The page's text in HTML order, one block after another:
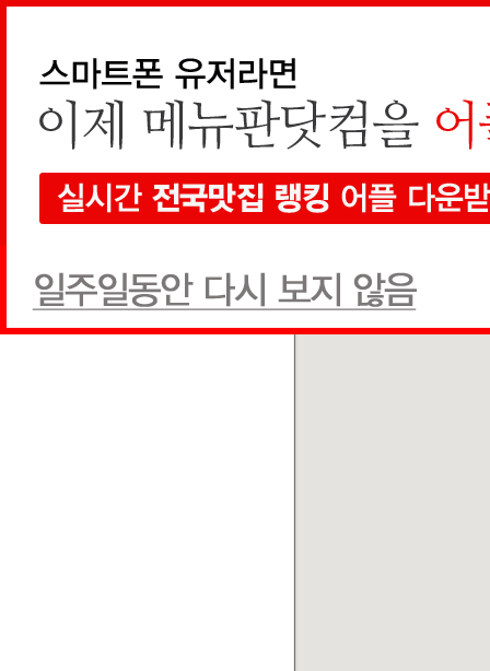
현재 지도에서 검색
음식점1개 검색
전체 상호순 추천글순 쿠폰순
(02) 3141-5434
추천글4 쿠폰 0
지역검색 선택하세요